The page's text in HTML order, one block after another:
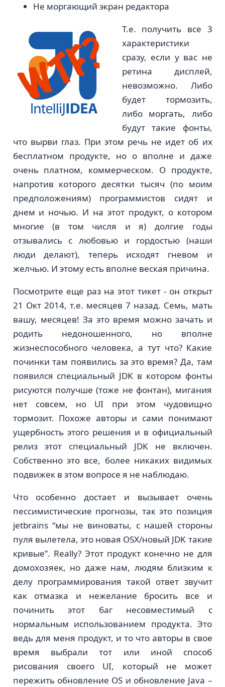
Не моргающий экран редактора
Т.е. получить все 3
характеристики
сразу, если у вас не
ретина дисплей,
невозможно. Либо
будет тормозить,
либо моргать, либо
будут такие фонты,
что вырви глаз. При этом речь не идет об их
бесплатном продукте, но о вполне и даже
очень платном, коммерческом. О продукте,
напротив которого десятки тысяч (по моим
предположениям) программистов сидят и
днем и ночью. И на этот продукт, о котором
многие (в том числя и я) долгие годы
отзывались с любовью и гордостью (наши
люди делают), теперь исходят гневом и
желчью. И этому есть вполне веская причина.
Посмотрите еще раз на этот тикет - он открыт
21 Окт 2014, т.е. месяцев 7 назад. Семь, мать
вашу, месяцев! За это время можно зачать и
родить недоношенного, но вполне
жизнеспособного человека, а тут что? Какие
починки там появились за это время? Да, там
появился специальный JDK в котором фонты
рисуются получше (тоже не фонтан), мигания
нет совсем, но UI при этом чудовищно
тормозит. Похоже авторы и сами понимают
ущербность этого решения и в официальный
релиз этот специальный JDK не включен.
Собственно это все, более никаких видимых
подвижек в этом вопросе я не наблюдаю.
Что особенно достает и вызывает очень
пессимистические прогнозы, так это позиция
jetbrains “мы не виноваты, с нашей стороны
пуля вылетела, это новая OSX/новый JDK такие
кривые”. Really? Этот продукт конечно не для
домохозяек, но даже нам, людям близким к
делу программирования такой ответ звучит
как отмазка и нежелание бросить все и
починить этот баг несовместимый с
нормальным использованием продукта. Это
ведь для меня продукт, и то что авторы в свое
время выбрали тот или иной способ
рисования своего UI, который не может
пережить обновление OS и обновление Java –